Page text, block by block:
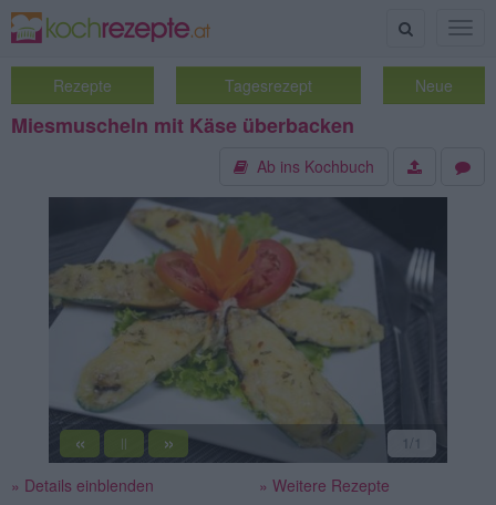
Suche
Rezepte Tagesrezept Neue
Miesmuscheln mit Käse überbacken
Ab ins Kochbuch
« || » 1 /1
» Details einblenden » Weitere Rezepte